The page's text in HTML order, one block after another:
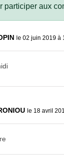
participer aux
le 02 juin 2019 à
le 18 avril